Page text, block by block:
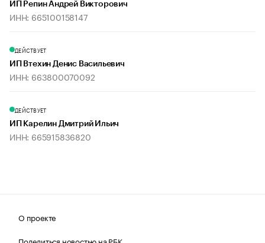
ИП Репин Андрей Викторович
ИНН: 665100158147
ДЕЙСТВУЕТ
ИП Втехин Денис Васильевич
ИНН: 663800070092
ДЕЙСТВУЕТ
ИП Карелин Дмитрий Ильич
ИНН: 665915836820
О проекте